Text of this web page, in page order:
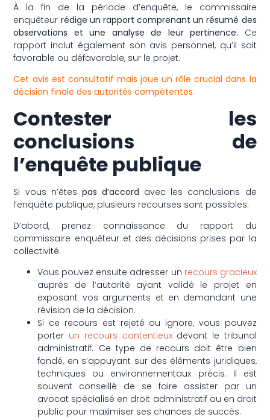
À la fin de la période d’enquête, le commissaire
enquêteur rédige un rapport comprenant un résumé des
observations et une analyse de leur pertinence. Ce
rapport inclut également son avis personnel, qu’il soit
favorable ou défavorable, sur le projet.
Cet avis est consultatif mais joue un rôle crucial dans la
décision finale des autorités compétentes.
Contester les
conclusions de
l’enquête publique
Si vous n’êtes pas d’accord avec les conclusions de
l’enquête publique, plusieurs recourses sont possibles.
D’abord, prenez connaissance du rapport du
commissaire enquêteur et des décisions prises par la
collectivité.
Vous pouvez ensuite adresser un recours gracieux
auprès de l’autorité ayant validé le projet en
exposant vos arguments et en demandant une
révision de la décision.
Si ce recours est rejeté ou ignore, vous pouvez
porter un recours contentieuxdevant le tribunal
administratif. Ce type de recours doit être bien
fondé, en s’appuyant sur des éléments juridiques,
techniques ou environnementaux précis. Il est
souvent conseillé de se faire assister par un
avocat spécialisé en droit administratif ou en droit
public pour maximiser ses chances de succès.